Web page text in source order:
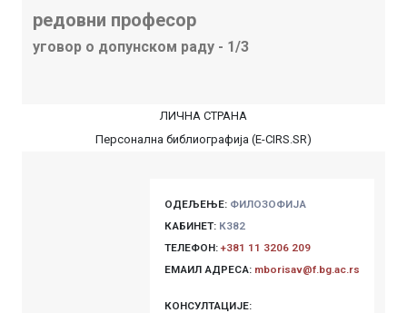
редовни професор
уговор о допунском раду - 1/3
ЛИЧНА СТРАНА
Персонална библиографија (E-CIRS.SR)
ОДЕЉЕЊЕ: ФИЛОЗОФИЈА
КАБИНЕТ: К382
ТЕЛЕФОН: +381 11 3206 209
ЕМАИЛ АДРЕСА: mborisav@f.bg.ac.rs
КОНСУЛТАЦИЈЕ: